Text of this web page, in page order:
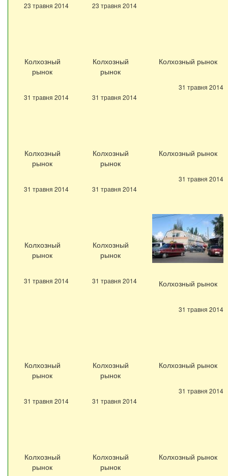
23 травня 2014 23 травня 2014
Колхозный
рынок
31 травня 2014
Колхозный
рынок
31 травня 2014
Колхозный рынок
31 травня 2014
Колхозный
рынок
31 травня 2014
Колхозный
рынок
31 травня 2014
Колхозный рынок
31 травня 2014
Колхозный
рынок
31 травня 2014
Колхозный
рынок
31 травня 2014 Колхозный рынок
31 травня 2014
Колхозный
рынок
31 травня 2014
Колхозный
рынок
31 травня 2014
Колхозный рынок
31 травня 2014
Колхозный
рынок
Колхозный
рынок
Колхозный рынок